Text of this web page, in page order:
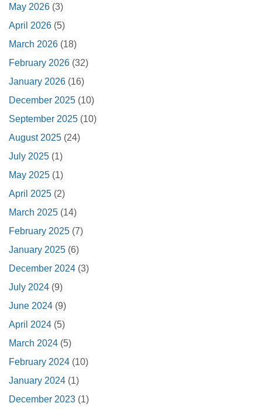
May 2026 (3)
April 2026 (5)
March 2026 (18)
February 2026 (32)
January 2026 (16)
December 2025 (10)
September 2025 (10)
August 2025 (24)
July 2025 (1)
May 2025 (1)
April 2025 (2)
March 2025 (14)
February 2025 (7)
January 2025 (6)
December 2024 (3)
July 2024 (9)
June 2024 (9)
April 2024 (5)
March 2024 (5)
February 2024 (10)
January 2024 (1)
December 2023 (1)